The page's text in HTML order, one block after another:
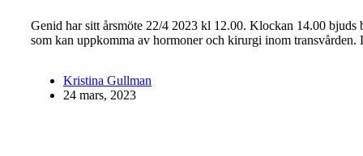
Genid har sitt årsmöte 22/4 2023 kl 12.00. Klockan 14.00
som kan uppkomma av hormoner och kirurgi inom
Kristina Gullman
24 mars, 2023